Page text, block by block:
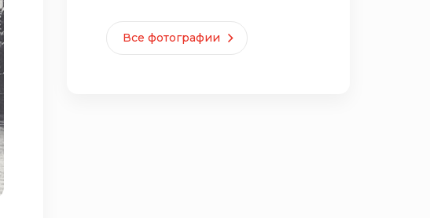
Все фотографии